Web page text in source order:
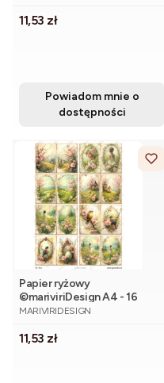
Cena
11,53 zł
Powiadom mnie o
dostępności
Papier ryżowy
©mariviriDesign A4 - 16
motywów wiosennych
PRODUCENT
MARIVIRIDESIGN
Cena
11,53 zł